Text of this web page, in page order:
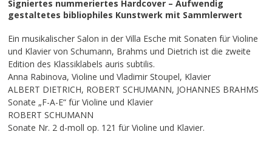
Signiertes nummeriertes Hardcover – Aufwendig
gestaltetes bibliophiles Kunstwerk mit Sammlerwert
Ein musikalischer Salon in der Villa Esche mit Sonaten für Violine
und Klavier von Schumann, Brahms und Dietrich ist die zweite
Edition des Klassiklabels auris subtilis.
Anna Rabinova, Violine und Vladimir Stoupel, Klavier
ALBERT DIETRICH, ROBERT SCHUMANN, JOHANNES BRAHMS
Sonate „F-A-E“ für Violine und Klavier
ROBERT SCHUMANN
Sonate Nr. 2 d-moll op. 121 für Violine und Klavier.